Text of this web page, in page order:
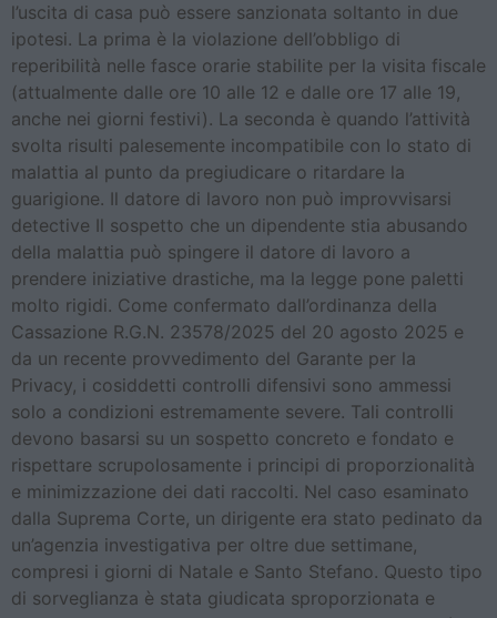
l’uscita di casa può essere sanzionata soltanto in due
ipotesi. La prima è la violazione dell’obbligo di
reperibilità nelle fasce orarie stabilite per la visita fiscale
(attualmente dalle ore 10 alle 12 e dalle ore 17 alle 19,
anche nei giorni festivi). La seconda è quando l’attività
svolta risulti palesemente incompatibile con lo stato di
malattia al punto da pregiudicare o ritardare la
guarigione. Il datore di lavoro non può improvvisarsi
detective Il sospetto che un dipendente stia abusando
della malattia può spingere il datore di lavoro a
prendere iniziative drastiche, ma la legge pone paletti
molto rigidi. Come confermato dall’ordinanza della
Cassazione R.G.N. 23578/2025 del 20 agosto 2025 e
da un recente provvedimento del Garante per la
Privacy, i cosiddetti controlli difensivi sono ammessi
solo a condizioni estremamente severe. Tali controlli
devono basarsi su un sospetto concreto e fondato e
rispettare scrupolosamente i principi di proporzionalità
e minimizzazione dei dati raccolti. Nel caso esaminato
dalla Suprema Corte, un dirigente era stato pedinato da
un’agenzia investigativa per oltre due settimane,
compresi i giorni di Natale e Santo Stefano. Questo tipo
di sorveglianza è stata giudicata sproporzionata e